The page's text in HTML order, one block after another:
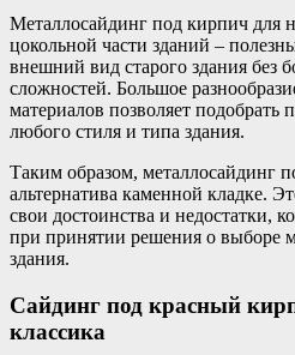
Металлосайдинг под кирпич для
цокольной части зданий –
внешний вид старого здания без
сложностей. Большое
материалов позволяет
любого стиля и типа здания.
Таким образом, металлосайдинг
альтернатива каменной кладке.
свои достоинства и недостатки,
при принятии решения о выборе
здания.
Сайдинг под красный
классика